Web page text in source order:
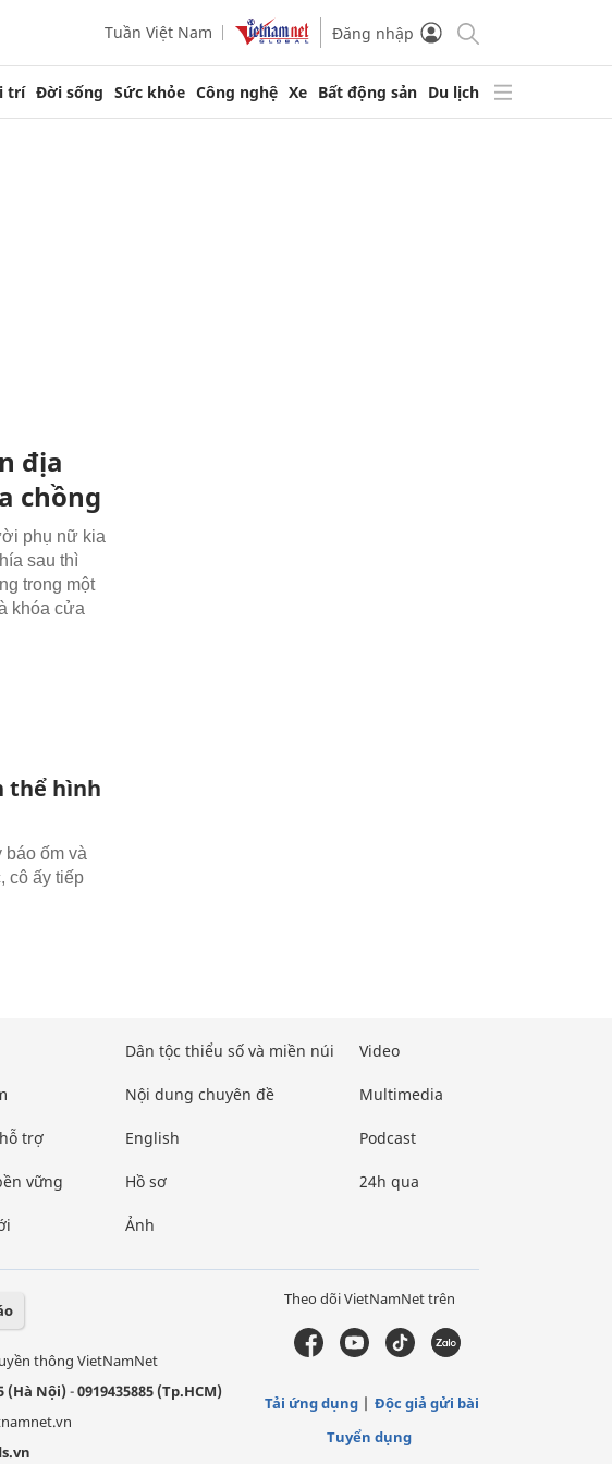
Tuần Việt Nam Đăng nhập
trí Đời sống Sức khỏe Công nghệ Xe Bất động sản Du lịch
địa
chồng
phụ nữ kia
sau thì
trong một
khóa cửa
thể hình
báo ốm và
cô ấy tiếp
trợ
vững
Dân tộc thiểu số và miền núi
Nội dung chuyên đề
English
Hồ sơ
Ảnh
Video
Multimedia
Podcast
24h qua
thông VietNamNet
(Hà Nội)-0919435885 (Tp.HCM)
Theo dõi VietNamNet trên
Tải ứng dụng
Độc giả gửi bài
Tuyển dụng